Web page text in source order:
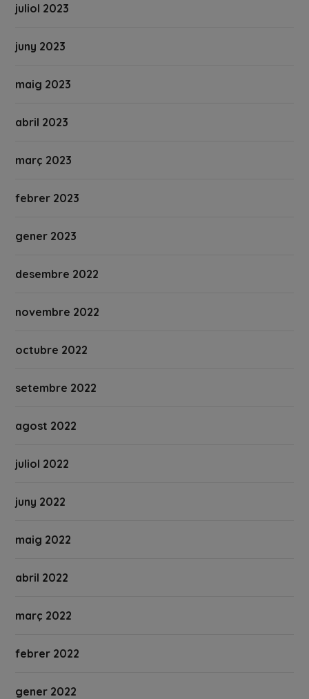
juliol 2023
juny 2023
maig 2023
abril 2023
març 2023
febrer 2023
gener 2023
desembre 2022
novembre 2022
octubre 2022
setembre 2022
agost 2022
juliol 2022
juny 2022
maig 2022
abril 2022
març 2022
febrer 2022
gener 2022